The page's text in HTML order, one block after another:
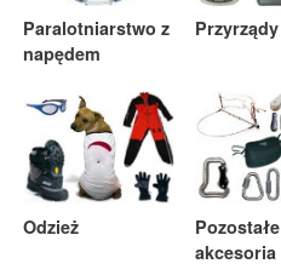
Paralotniarstwo z
napędem
Przyrządy
Odzież
Pozostałe
akcesoria